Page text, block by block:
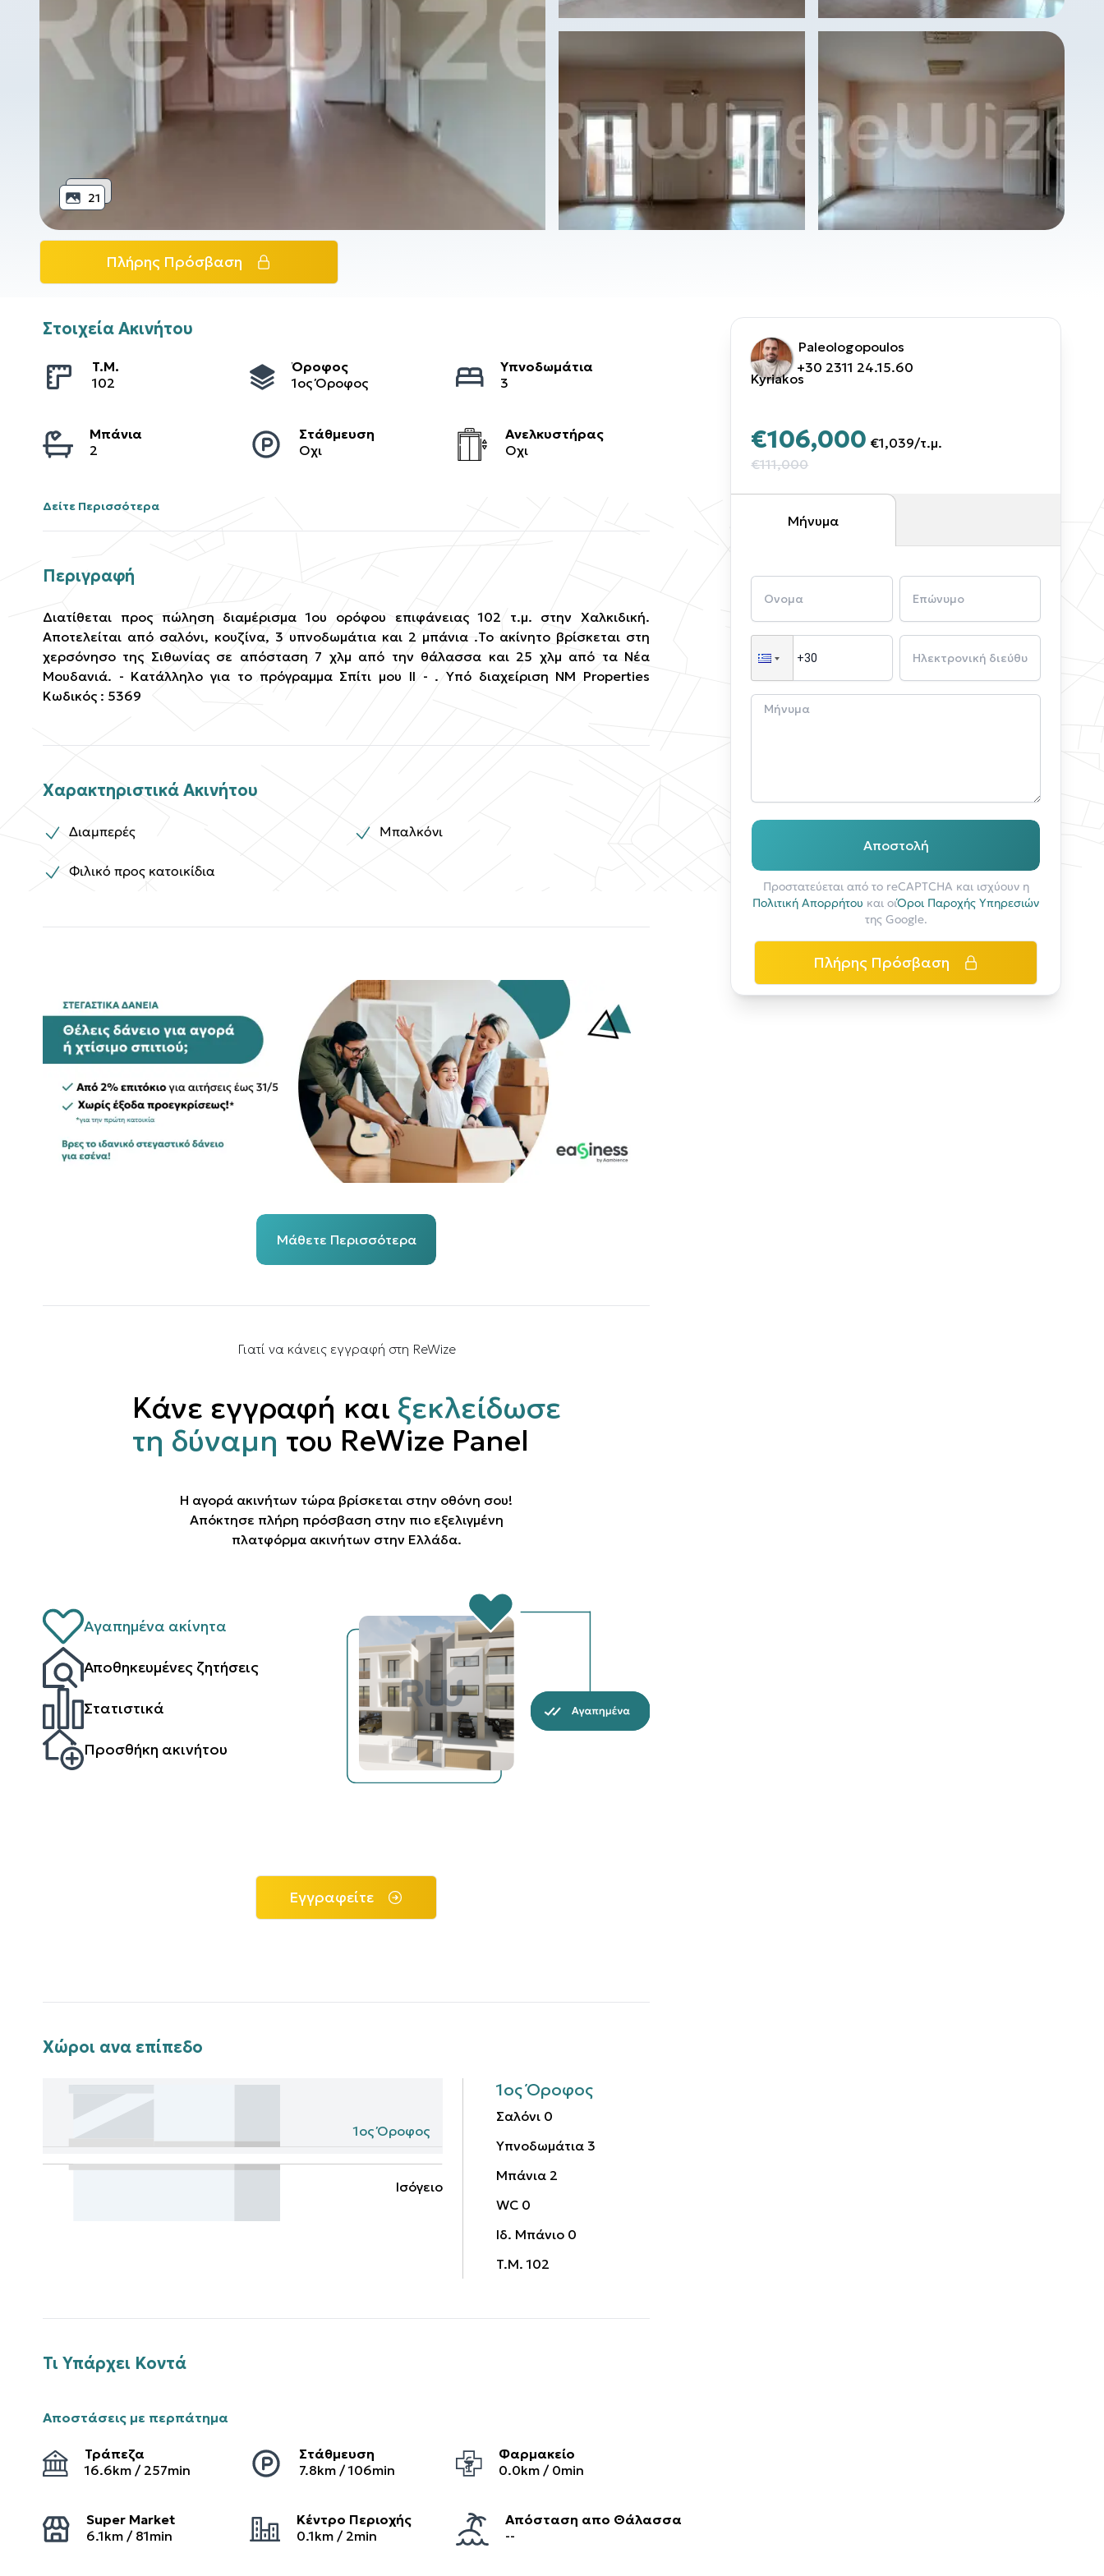
21
Πλήρης Πρόσβαση
Στοιχεία Ακινήτου
T.M.
102
Όροφος
1ος Όροφος
Υπνοδωμάτια
3
Μπάνια
2
Στάθμευση
Οχι
Ανελκυστήρας
Οχι
Δείτε Περισσότερα
Περιγραφή
Διατίθεται προς πώληση διαμέρισμα 1ου ορόφου επιφάνειας 102 τ.μ. στην Χαλκιδική.
Αποτελείται από σαλόνι, κουζίνα, 3 υπνοδωμάτια και 2 μπάνια .Το ακίνητο βρίσκεται στη
χερσόνησο της Σιθωνίας σε απόσταση 7 χλμ από την θάλασσα και 25 χλμ από τα Νέα
Μουδανιά. - Κατάλληλο για το πρόγραμμα Σπίτι μου ΙΙ - . Υπό διαχείριση NM Properties
Κωδικός : 5369
Χαρακτηριστικά Ακινήτου
Διαμπερές Μπαλκόνι
Φιλικό προς κατοικίδια
Μάθετε Περισσότερα
Γιατί να κάνεις εγγραφή στη ReWize
Κάνε εγγραφή και ξεκλείδωσε
τη δύναμη του ReWize Panel
Η αγορά ακινήτων τώρα βρίσκεται στην οθόνη σου!
Απόκτησε πλήρη πρόσβαση στην πιο εξελιγμένη
πλατφόρμα ακινήτων στην Ελλάδα.
Αγαπημένα ακίνητα
Αποθηκευμένες ζητήσεις
Στατιστικά
Προσθήκη ακινήτου
Εγγραφείτε
Χώροι ανα επίπεδο
1ος Όροφος
Ισόγειο
1ος Όροφος
Σαλόνι 0
Υπνοδωμάτια 3
Μπάνια 2
WC 0
Ιδ. Μπάνιο 0
T.M. 102
Τι Υπάρχει Κοντά
Αποστάσεις με περπάτημα
Τράπεζα
16.6km / 257min
Στάθμευση
7.8km /106min
Φαρμακείο
0.0km / 0min
Super Market
6.1km / 81min
Κέντρο Περιοχής
0.1km / 2min
Απόσταση απο Θάλασσα
--
Paleologopoulos
Kyriakos
+30 2311 24.15.60
€106,000 €1,039/τ.μ.
€111,000
Μήνυμα
Αποστολή
Προστατεύεται από το reCAPTCHA και ισχύουν η
Πολιτική Απορρήτου και οιΌροι Παροχής Υπηρεσιών
της Google.
Πλήρης Πρόσβαση